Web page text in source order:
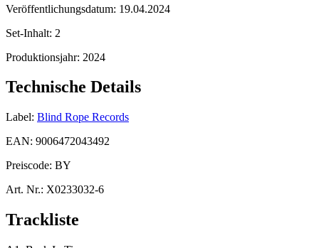
Veröffentlichungsdatum: 19.04.2024
Set-Inhalt: 2
Produktionsjahr: 2024
Technische Details
Label: Blind Rope Records
EAN: 9006472043492
Preiscode: BY
Art. Nr.: X0233032-6
Trackliste